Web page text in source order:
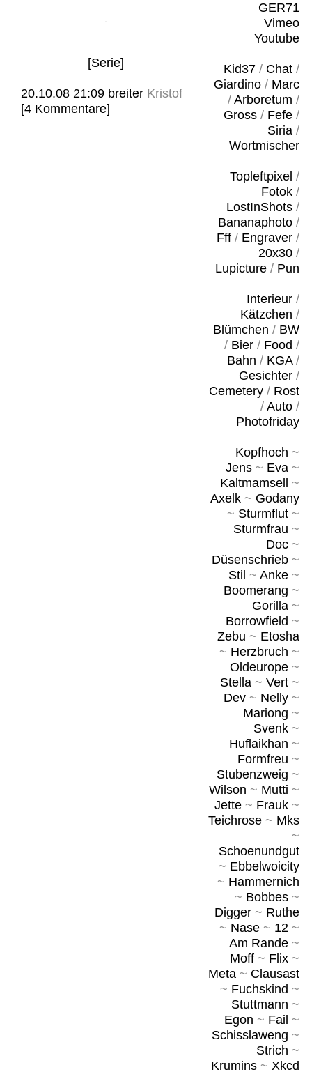
GER71
Vimeo
Youtube
Kid37/ Chat/
Giardino/ Marc
/ Arboretum /
Gross/ Fefe/
Siria/
Wortmischer
Topleftpixel /
Fotok/
LostInShots/
Bananaphoto/
Fff/ Engraver/
20x30/
Lupicture/ Pun
Interieur/
Kätzchen /
Blümchen / BW
/ Bier/ Food /
Bahn / KGA/
Gesichter/
Cemetery/ Rost
/ Auto/
Photofriday
Kopfhoch ~
Jens~ Eva~
Kaltmamsell
~
Axelk~ Godany
~ Sturmflut~
Sturmfrau ~
Doc~
Düsenschrieb~
Stil ~ Anke~
Boomerang ~
Gorilla~
Borrowfield ~
Zebu ~ Etosha
~ Herzbruch ~
Oldeurope~
Stella~ Vert~
Dev~ Nelly~
Mariong ~
Svenk~
Huflaikhan ~
Formfreu ~
Stubenzweig ~
Wilson ~ Mutti ~
Jette~ Frauk~
Teichrose~ Mks
~
Schoenundgut
~ Ebbelwoicity
~ Hammernich
~ Bobbes~
Digger~ Ruthe
~ Nase~ 12~
Am Rande~
Moff~ Flix~
Meta~ Clausast
~ Fuchskind ~
Stuttmann ~
Egon ~ Fail ~
Schisslaweng ~
Strich ~
Krumins~ Xkcd
[Serie]
20.10.08 21:09 breiter Kristof
[4 Kommentare]